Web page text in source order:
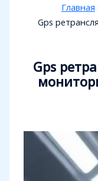
Главная
Gps
Gps